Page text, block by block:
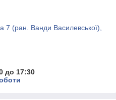
7 (ран. Ванди Василевської),
до 17:30